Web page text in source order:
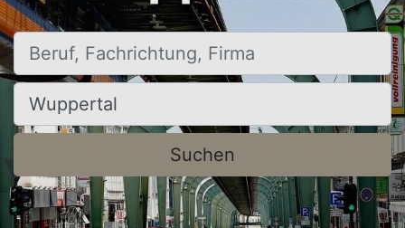
Beruf, Fachrichtung, Firma
Ort, Stadt
Suchen